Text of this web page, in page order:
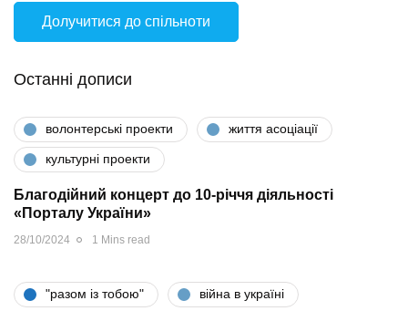
Долучитися до спільноти
Останні дописи
волонтерські проекти життя асоціації
культурні проекти
Благодійний концерт до 10-річчя діяльності
«Порталу України»
28/10/2024 1 Mins read
"разом iз тобою" війна в україні